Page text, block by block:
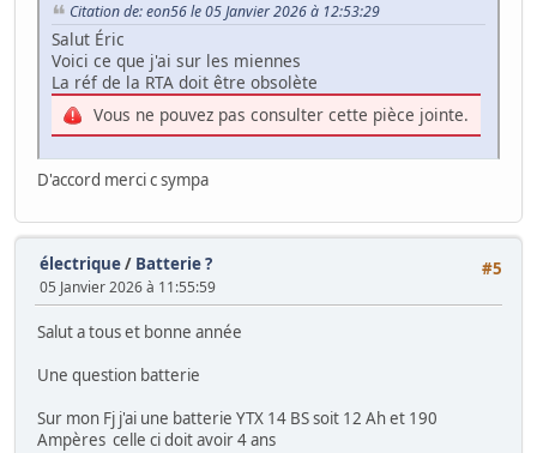
Citation de: eon56 le 05 Janvier 2026 à 12:53:29
Salut Éric
Voici ce que j'ai sur les miennes
La réf de la RTA doit être obsolète
Vous ne pouvez pas consulter cette pièce jointe.
D'accord merci c sympa
#5
électrique/ Batterie ?
05 Janvier 2026 à 11:55:59
Salut a tous et bonne année
Une question batterie
Sur mon Fj j'ai une batterie YTX 14 BS soit 12 Ah et 190
Ampères celle ci doit avoir 4 ans